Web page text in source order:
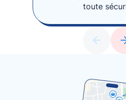
toute